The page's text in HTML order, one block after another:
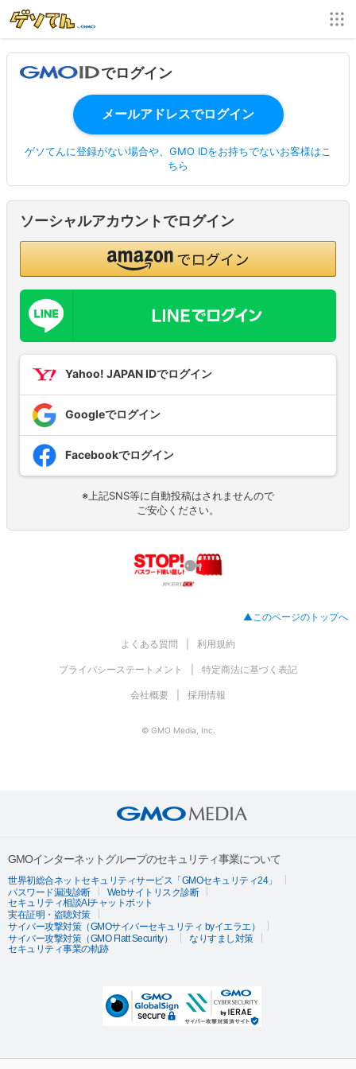
でログイン
ゲソてんに登録がない場合や、GMO IDをお持ちでないお客様はこ
ちら
ソーシャルアカウントでログイン
Yahoo! JAPAN IDでログイン
Googleでログイン
Facebookでログイン
※上記SNS等に自動投稿はされませんので
ご安心ください。
▲このページのトップへ
よくある質問 利用規約
プライバシーステートメント 特定商法に基づく表記
会社概要 採用情報
© GMO Media, Inc.
GMOインターネットグループのセキュリティ事業について
世界初総合ネットセキュリティサービス「GMOセキュリティ24」
パスワード漏洩診断
Webサイトリスク診断
セキュリティ相談AIチャットボット
実在証明・盗聴対策
サイバー攻撃対策（GMOサイバーセキュリティ byイエラエ）
サイバー攻撃対策（GMO Flatt Security）
なりすまし対策
セキュリティ事業の軌跡